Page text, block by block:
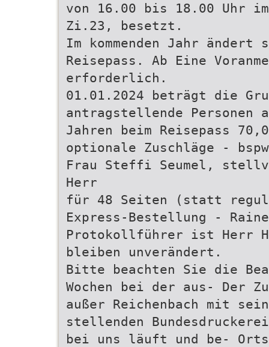
von 16.00 bis 18.00 Uhr
Zi.23, besetzt.
Im kommenden Jahr
Reisepass. Ab Eine
erforderlich.
01.01.2024 beträgt die
antragstellende Personen
Jahren beim Reisepass
optionale Zuschläge -
Frau Steffi Seumel,
Herr
für 48 Seiten (statt
Express-Bestellung -
Protokollführer ist Herr
bleiben unverändert.
Bitte beachten Sie die
Wochen bei der aus- Der
außer Reichenbach mit
stellenden
bei uns läuft und be-